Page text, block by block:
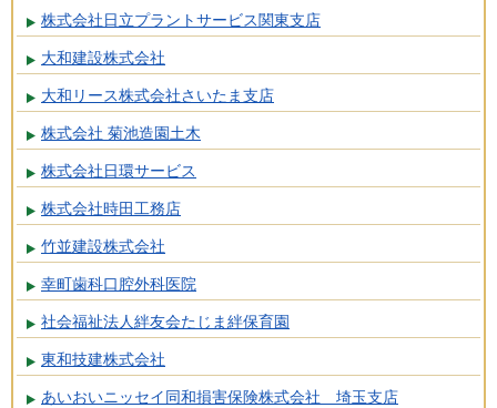
株式会社日立プラントサービス関東支店
大和建設株式会社
大和リース株式会社さいたま支店
株式会社 菊池造園土木
株式会社日環サービス
株式会社時田工務店
竹並建設株式会社
幸町歯科口腔外科医院
社会福祉法人絆友会たじま絆保育園
東和技建株式会社
あいおいニッセイ同和損害保険株式会社 埼玉支店